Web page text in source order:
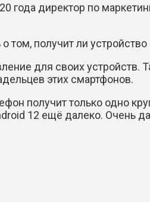
года директор по
получит ли
для своих устройств.
этих смартфонов.
получит только одно
12 ещё далеко. Очень